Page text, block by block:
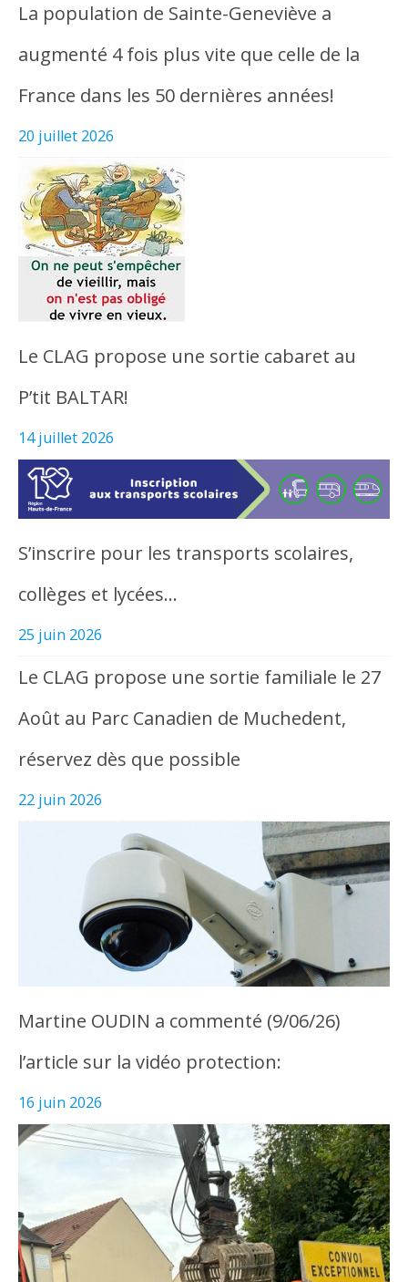
La population de Sainte-Geneviève a
augmenté 4 fois plus vite que celle de la
France dans les 50 dernières années!
20 juillet 2026
Le CLAG propose une sortie cabaret au
P’tit BALTAR!
14 juillet 2026
S’inscrire pour les transports scolaires,
collèges et lycées…
25 juin 2026
Le CLAG propose une sortie familiale le 27
Août au Parc Canadien de Muchedent,
réservez dès que possible
22 juin 2026
Martine OUDIN a commenté (9/06/26)
l’article sur la vidéo protection:
16 juin 2026